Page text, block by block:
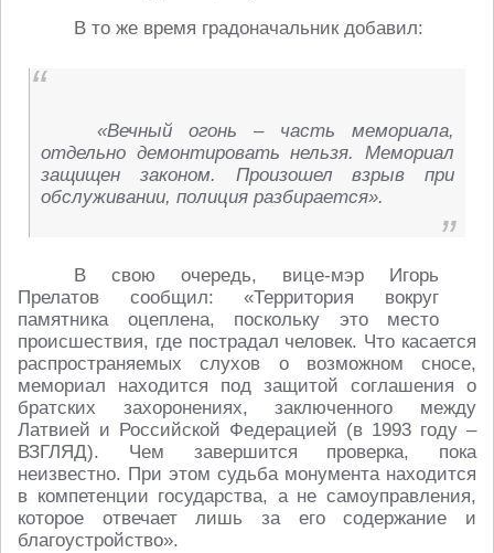
В то же время градоначальник добавил:
«Вечный огонь – часть мемориала,
отдельно демонтировать нельзя. Мемориал
защищен законом. Произошел взрыв при
обслуживании, полиция разбирается».
В свою очередь, вице-мэр Игорь
Прелатов сообщил: «Территория вокруг
памятника оцеплена, поскольку это место
происшествия, где пострадал человек. Что касается
распространяемых слухов о возможном сносе,
мемориал находится под защитой соглашения о
братских захоронениях, заключенного между
Латвией и Российской Федерацией (в 1993 году –
ВЗГЛЯД). Чем завершится проверка, пока
неизвестно. При этом судьба монумента находится
в компетенции государства, а не самоуправления,
которое отвечает лишь за его содержание и
благоустройство».